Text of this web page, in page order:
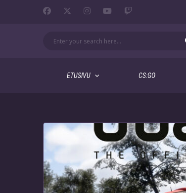
ETUSIVU CS:GO